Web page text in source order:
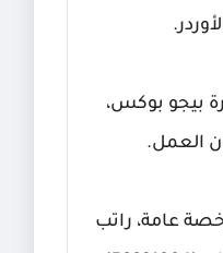
بيجو بوكس،
العمل.
عامة، راتب